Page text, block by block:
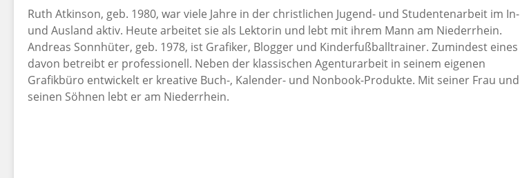
Ruth Atkinson, geb. 1980, war viele Jahre in der christlichen Jugend- und Studentenarbeit im In-
und Ausland aktiv. Heute arbeitet sie als Lektorin und lebt mit ihrem Mann am Niederrhein.
Andreas Sonnhüter, geb. 1978, ist Grafiker, Blogger und Kinderfußballtrainer. Zumindest eines
davon betreibt er professionell. Neben der klassischen Agenturarbeit in seinem eigenen
Grafikbüro entwickelt er kreative Buch-, Kalender- und Nonbook-Produkte. Mit seiner Frau und
seinen Söhnen lebt er am Niederrhein.